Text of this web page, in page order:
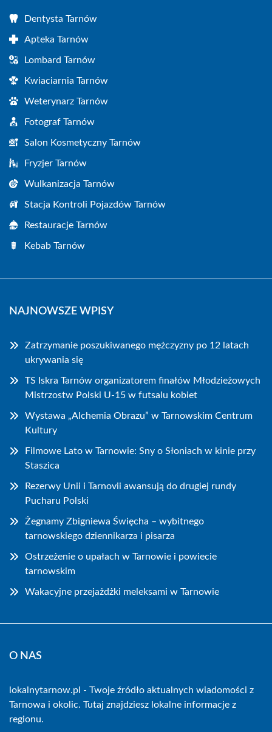
Dentysta Tarnów
Apteka Tarnów
Lombard Tarnów
Kwiaciarnia Tarnów
Weterynarz Tarnów
Fotograf Tarnów
Salon Kosmetyczny Tarnów
Fryzjer Tarnów
Wulkanizacja Tarnów
Stacja Kontroli Pojazdów Tarnów
Restauracje Tarnów
Kebab Tarnów
NAJNOWSZE WPISY
Zatrzymanie poszukiwanego mężczyzny po 12 latach
ukrywania się
TS Iskra Tarnów organizatorem finałów Młodzieżowych
Mistrzostw Polski U-15 w futsalu kobiet
Wystawa „Alchemia Obrazu” w Tarnowskim Centrum
Kultury
Filmowe Lato w Tarnowie: Sny o Słoniach w kinie przy
Staszica
Rezerwy Unii i Tarnovii awansują do drugiej rundy
Pucharu Polski
Żegnamy Zbigniewa Święcha – wybitnego
tarnowskiego dziennikarza i pisarza
Ostrzeżenie o upałach w Tarnowie i powiecie
tarnowskim
Wakacyjne przejażdżki meleksami w Tarnowie
O NAS
lokalnytarnow.pl - Twoje źródło aktualnych wiadomości z
Tarnowa i okolic. Tutaj znajdziesz lokalne informacje z
regionu.